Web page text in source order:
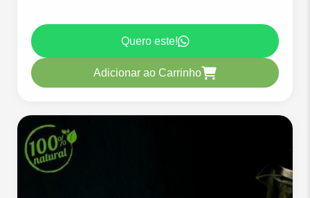
Quero este!
Adicionar ao Carrinho